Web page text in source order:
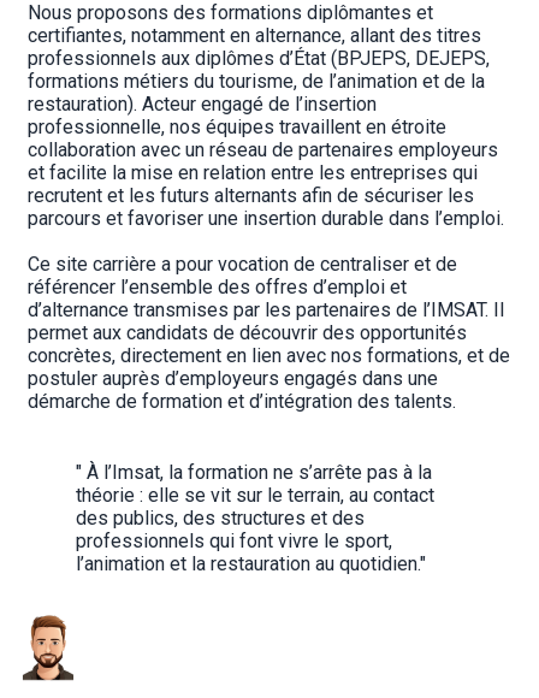
Nous proposons des formations diplômantes et
certifiantes, notamment en alternance, allant des titres
professionnels aux diplômes d’État (BPJEPS, DEJEPS,
formations métiers du tourisme, de l’animation et de la
restauration). Acteur engagé de l’insertion
professionnelle, nos équipes travaillent en étroite
collaboration avec un réseau de partenaires employeurs
et facilite la mise en relation entre les entreprises qui
recrutent et les futurs alternants afin de sécuriser les
parcours et favoriser une insertion durable dans l’emploi.
Ce site carrière a pour vocation de centraliser et de
référencer l’ensemble des offres d’emploi et
d’alternance transmises par les partenaires de l’IMSAT. Il
permet aux candidats de découvrir des opportunités
concrètes, directement en lien avec nos formations, et de
postuler auprès d’employeurs engagés dans une
démarche de formation et d’intégration des talents.
" À l’Imsat, la formation ne s’arrête pas à la
théorie : elle se vit sur le terrain, au contact
des publics, des structures et des
professionnels qui font vivre le sport,
l’animation et la restauration au quotidien."